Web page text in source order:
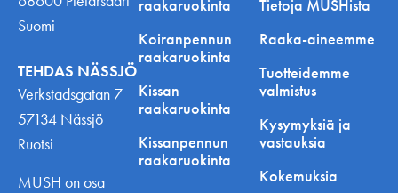
Suomi
TEHDAS NÄSSJÖ
Verkstadsgatan 7
57134 Nässjö
Ruotsi
MUSH on osa
raakaruokinta
Koiranpennun
raakaruokinta
Kissan
raakaruokinta
Kissanpennun
raakaruokinta
Tietoja MUSHista
Raaka-aineemme
Tuotteidemme
valmistus
Kysymyksiä ja
vastauksia
Kokemuksia